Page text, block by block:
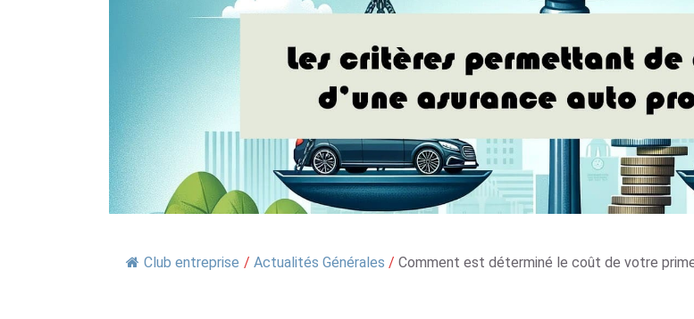
Club entreprise / Actualités Générales / Comment est déterminé le coût de votre